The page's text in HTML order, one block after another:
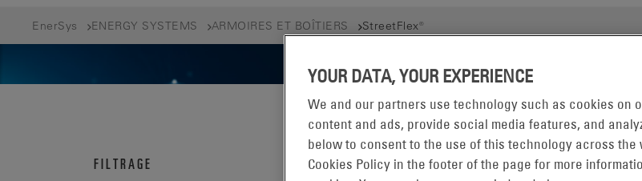
EnerSys ENERGY SYSTEMS ARMOIRES ET BOÎTIERS StreetFlex®
FILTRAGE STREETFLEX®
YOUR DATA, YOUR EXPERIENCE
We and our partners use technology such as cookies on
content and ads, provide social media features, and
below to consent to the use of this technology across the
Cookies Policy in the footer of the page for more